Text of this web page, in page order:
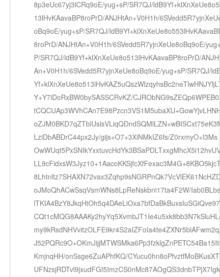
8p3eUc67yj3lCRq9oE/yug+sP/SR7QJ/ldB9Yf+klXnXeUe8o5
13lHvKAavaBP8roPrD/ANJHtAn+V0H1h/
oBq9oE/yug+sP/SR7QJ/
8roPrD/ANJHtAn+V0H1h/6SVedd5R7yjnXeUe8oBq9oE/
P/SR7QJ/ldB9Yf+klXnXeUe8o513lHvKAavaBP8roPrD/
An+V0H1h/6SVedd5R7yjnXeUe8oBq9oE/yug+sP/SR7QJ/
Y+Y7iDoRxBW0bySASSCRvKZ/
LziDbABDrC44px2Jy/gijs+O7+3XiNMkIZ6fs/Z0rxmyO+l3Ms
oJMoQhACwSsqVsmWNs8LpReNskbni17ta4F2W/
KmjnqHH/onSsge6ZuAPhfKQ/